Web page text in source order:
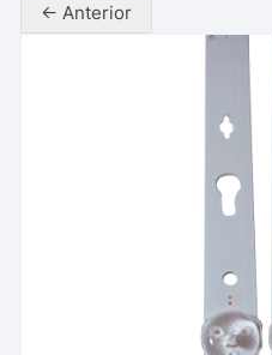
← Anterior